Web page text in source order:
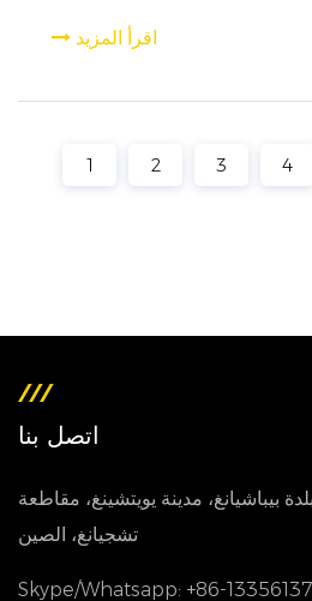
اقرأ المزيد
1 2 3 4
اتصل بنا
بيباشيانغ، مدينة يويتشينغ، مقاطعة
تشجيانغ، الصين
Skype/Whatsapp: +86-